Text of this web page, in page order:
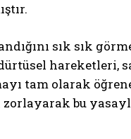
sık sık
hareketleri,
tam olarak
zorlayarak bu